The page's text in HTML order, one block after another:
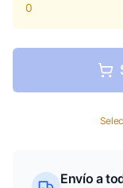
0
Envío a